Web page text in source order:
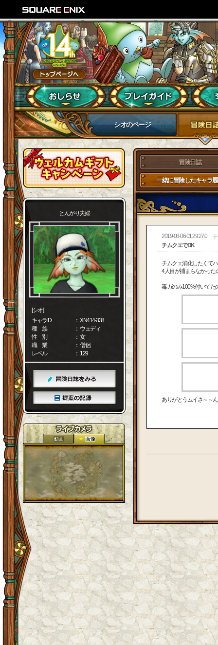
シオのページ
とんがり夫婦
[シオ]
キャラID
： XN414-338
種 族
： ウェディ
性 別
： 女
職 業
： 僧侶
レベル
： 129
冒険日誌
一緒に冒険したキャラ
2019-08-06 01:29:27.0 テ
チムクエでDK
チムクエ消化したくて
4人目が捕まらなかった
毒ガのみ100%付いてた
ありがとうムイさ～～